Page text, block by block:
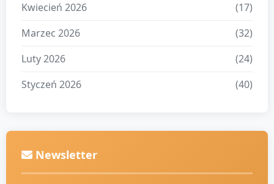
Kwiecień 2026
(17)
Marzec 2026
(32)
Luty 2026
(24)
Styczeń 2026
(40)
Newsletter